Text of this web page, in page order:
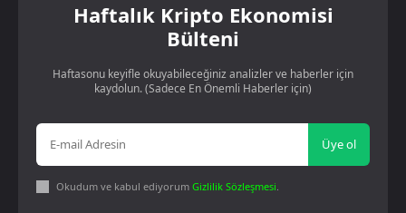
Haftalık Kripto Ekonomisi
Bülteni
Haftasonu keyifle okuyabileceğiniz analizler ve haberler için
kaydolun. (Sadece En Önemli Haberler için)
Üye ol
Okudum ve kabul ediyorum Gizlilik Sözleşmesi.